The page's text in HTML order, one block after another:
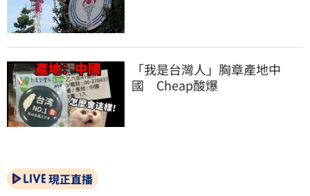
「我是台灣人」胸章產地中
國　Cheap酸爆
現正直播